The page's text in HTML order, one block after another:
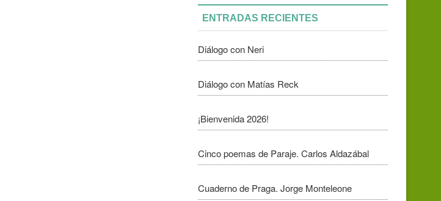
ENTRADAS RECIENTES
Diálogo con Neri
Diálogo con Matías Reck
¡Bienvenida 2026!
Cinco poemas de Paraje. Carlos Aldazábal
Cuaderno de Praga. Jorge Monteleone